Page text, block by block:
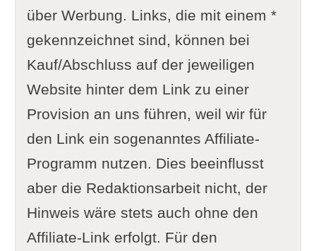
über Werbung. Links, die mit einem *
gekennzeichnet sind, können bei
Kauf/Abschluss auf der jeweiligen
Website hinter dem Link zu einer
Provision an uns führen, weil wir für
den Link ein sogenanntes Affiliate-
Programm nutzen. Dies beeinflusst
aber die Redaktionsarbeit nicht, der
Hinweis wäre stets auch ohne den
Affiliate-Link erfolgt. Für den